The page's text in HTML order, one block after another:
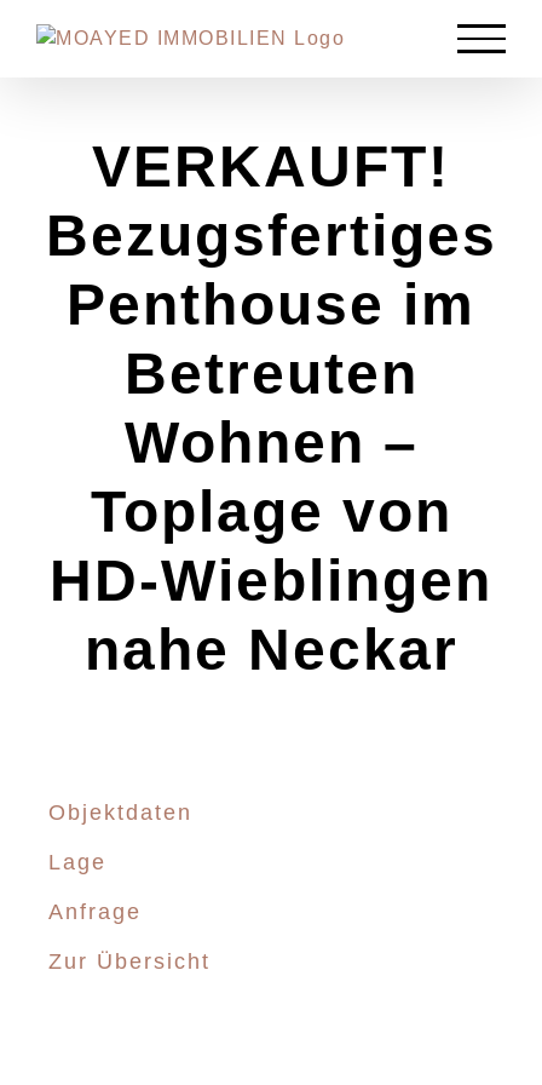
Inhalt
VERKAUFT!
Bezugsfertiges
Penthouse im
Betreuten
Wohnen –
Toplage von
HD-Wieblingen
nahe Neckar
Objektdaten
Lage
Anfrage
Zur Übersicht